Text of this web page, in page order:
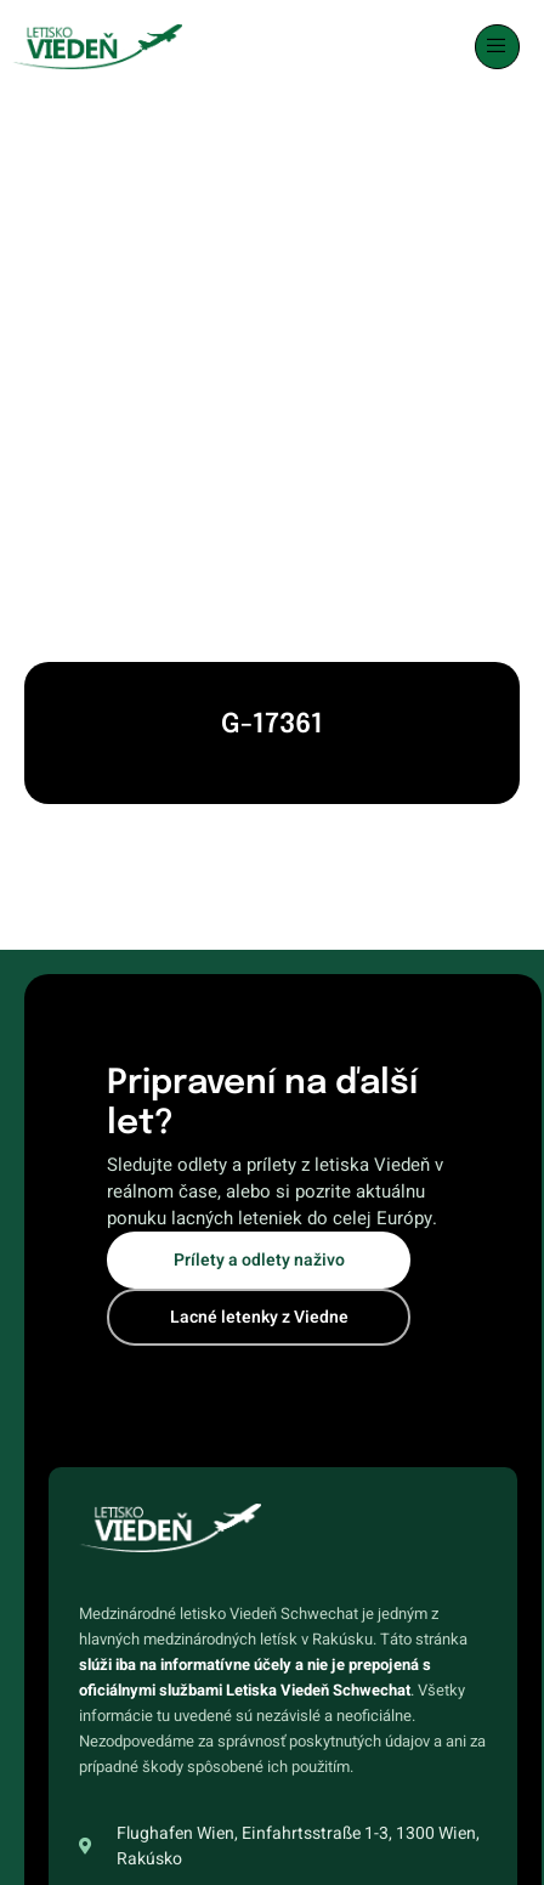
G-17361
Pripravení na ďalší
let?
Sledujte odlety a prílety z letiska Viedeň v
reálnom čase, alebo si pozrite aktuálnu
ponuku lacných leteniek do celej Európy.
Prílety a odlety naživo
Lacné letenky z Viedne
Medzinárodné letisko Viedeň Schwechat je jedným z
hlavných medzinárodných letísk v Rakúsku. Táto stránka
slúži iba na informatívne účely a nie je prepojená s
oficiálnymi službami Letiska Viedeň Schwechat. Všetky
informácie tu uvedené sú nezávislé a neoficiálne.
Nezodpovedáme za správnosť poskytnutých údajov a ani za
prípadné škody spôsobené ich použitím.
Flughafen Wien, Einfahrtsstraße 1-3, 1300 Wien,
Rakúsko